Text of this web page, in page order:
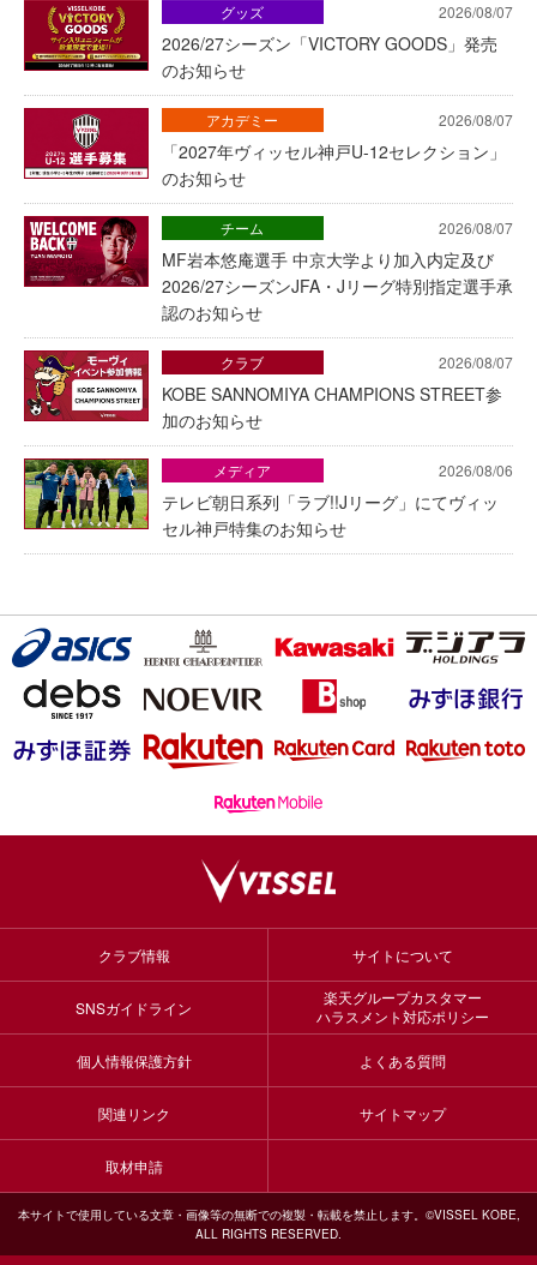
2026/08/07
2026/27シーズン「VICTORY GOODS」発売
のお知らせ
グッズ
2026/08/07
「2027年ヴィッセル神戸U-12セレクション」
のお知らせ
アカデミー
2026/08/07
MF岩本悠庵選手 中京大学より加入内定及び
2026/27シーズンJFA・Jリーグ特別指定選手承
認のお知らせ
チーム
2026/08/07
KOBE SANNOMIYA CHAMPIONS STREET参
加のお知らせ
クラブ
2026/08/06
テレビ朝日系列「ラブ!!Jリーグ」にてヴィッ
セル神戸特集のお知らせ
メディア
クラブ情報 サイトについて
SNSガイドライン
楽天グループカスタマー
ハラスメント対応ポリシー
個人情報保護方針 よくある質問
関連リンク サイトマップ
取材申請
本サイトで使用している文章・画像等の無断での複製・転載を禁止します。©VISSEL KOBE,
ALL RIGHTS RESERVED.